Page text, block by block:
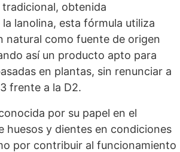
obtenida
lanolina, esta fórmula utiliza
natural como fuente de origen
así un producto apto para
en plantas, sin renunciar a
frente a la D2.
por su papel en el
huesos y dientes en condiciones
por contribuir al funcionamiento